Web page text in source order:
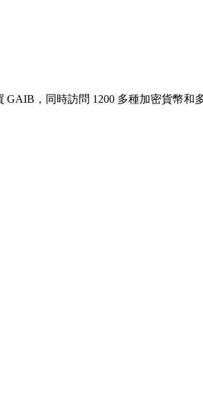
，同時訪問 1200 多種加密貨幣和